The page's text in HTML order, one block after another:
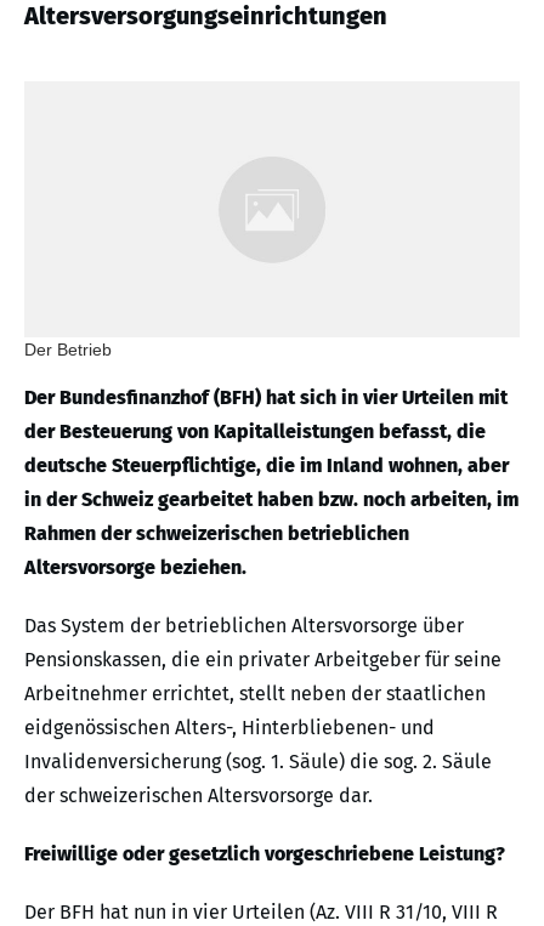
Altersversorgungseinrichtungen
Der Betrieb
Der Bundesfinanzhof (BFH) hat sich in vier Urteilen mit
der Besteuerung von Kapitalleistungen befasst, die
deutsche Steuerpflichtige, die im Inland wohnen, aber
in der Schweiz gearbeitet haben bzw. noch arbeiten, im
Rahmen der schweizerischen betrieblichen
Altersvorsorge beziehen.
Das System der betrieblichen Altersvorsorge über
Pensionskassen, die ein privater Arbeitgeber für seine
Arbeitnehmer errichtet, stellt neben der staatlichen
eidgenössischen Alters-, Hinterbliebenen- und
Invalidenversicherung (sog. 1. Säule) die sog. 2. Säule
der schweizerischen Altersvorsorge dar.
Freiwillige oder gesetzlich vorgeschriebene Leistung?
Der BFH hat nun in vier Urteilen (Az. VIII R 31/10, VIII R